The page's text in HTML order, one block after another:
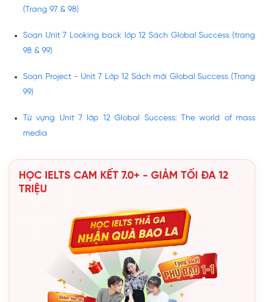
(Trang 97 & 98)
Soạn Unit 7 Looking back lớp 12 Sách Global Success (trang
98 & 99)
Soạn Project - Unit 7 Lớp 12 Sách mới Global Success (Trang
99)
Từ vựng Unit 7 lớp 12 Global Success: The world of mass
media
HỌC IELTS CAM KẾT 7.0+ - GIẢM TỐI ĐA 12
TRIỆU